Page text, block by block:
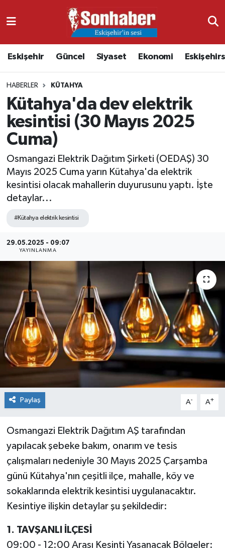
Eskişehir Güncel Siyaset Ekonomi
HABERLER KÜTAHYA
Kütahya'da dev elektrik
kesintisi (30 Mayıs 2025
Cuma)
Osmangazi Elektrik Dağıtım Şirketi (OEDAŞ) 30
Mayıs 2025 Cuma yarın Kütahya'da elektrik
kesintisi olacak mahallerin duyurusunu yaptı. İşte
detaylar...
#Kütahya elektrik kesintisi
29.05.2025 - 09:07
YAYINLANMA
Paylaş A- A+
Osmangazi Elektrik Dağıtım AŞ tarafından
yapılacak şebeke bakım, onarım ve tesis
çalışmaları nedeniyle 30 Mayıs 2025 Çarşamba
günü Kütahya'nın çeşitli ilçe, mahalle, köy ve
sokaklarında elektrik kesintisi uygulanacaktır.
Kesintiye ilişkin detaylar şu şekildedir:
1. TAVŞANLI İLÇESİ
09:00 - 12:00 Arası Kesinti Yaşanacak Bölgeler:
Ekonomi
Güncel
Kültür & Sanat
Magazin
Sağlık
Siyaset
Spor
Nöbetçi Eczaneler
Namaz Vakitleri
Trafik Durumu
Süper Lig Puan Durumu ve Fikstür
Tüm Manşetler
Haber Arşivi